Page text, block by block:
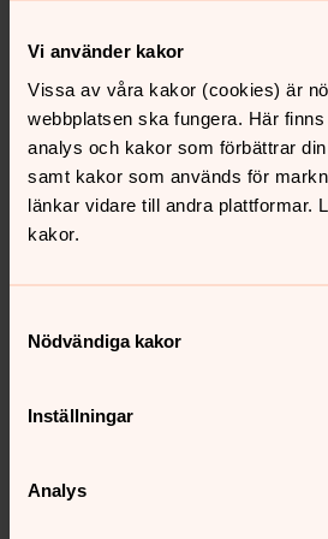
Vi använder kakor
Vissa av våra kakor (cookies) är
webbplatsen ska fungera. Här
analys och kakor som förbättrar
samt kakor som används för
länkar vidare till andra plattformar.
kakor.
Nödvändiga kakor
Inställningar
Analys
Vilka rättigheter har du?
Södra Tjusts pastorat ansvarar för
personuppgifter. För information
enligt dataskyddsförordningen,
integritetspolicy.
Där hittar du
vårt dataskyddsombud.
Om du inte sökt anställning själv
som referens av en annan
personuppgifter i den personens
uppgifter vi behandlar om dig är
använder för att kontakta dig i
behandlingen på basis av vårt